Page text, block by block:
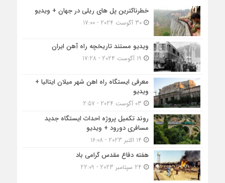
خطرناکترین پل های ریلی در جهان + ویدیو
30 آگوست 2024 - 17:00
ویدیو مستند تاریخچه راه آهن ایران
معرفی ایستگاه راه اهن شهر میلان ایتالیا +
ویدیو
روند تکمیل پروژه احداث ایستگاه جدید
مسافری دورود + ویدیو
هفته دفاع مقدس گرامی باد